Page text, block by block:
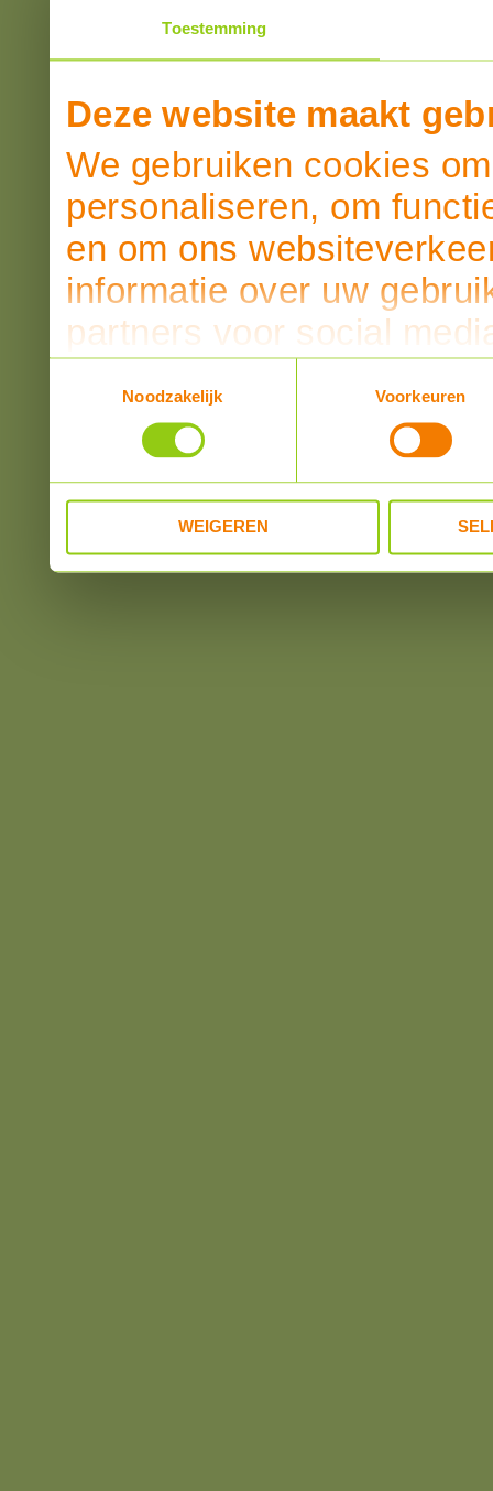
Toestemming
Deze website maakt
We gebruiken cookies
personaliseren, om
en om ons
informatie over uw
partners voor social
informatie die u aan ze
verzameld op basis van
Noodzakelijk
Voorkeuren
WEIGEREN